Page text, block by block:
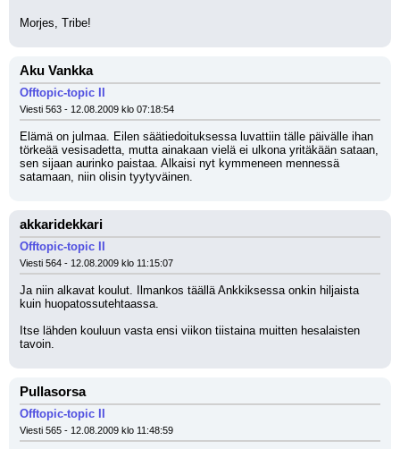
Morjes, Tribe!
Aku Vankka
Offtopic-topic II
Viesti 563 - 12.08.2009 klo 07:18:54
Elämä on julmaa. Eilen säätiedoituksessa luvattiin tälle päivälle ihan
törkeää vesisadetta, mutta ainakaan vielä ei ulkona yritäkään sataan,
sen sijaan aurinko paistaa. Alkaisi nyt kymmeneen mennessä
satamaan, niin olisin tyytyväinen.
akkaridekkari
Offtopic-topic II
Viesti 564 - 12.08.2009 klo 11:15:07
Ja niin alkavat koulut. Ilmankos täällä Ankkiksessa onkin hiljaista
kuin huopatossutehtaassa.
Itse lähden kouluun vasta ensi viikon tiistaina muitten hesalaisten
tavoin.
Pullasorsa
Offtopic-topic II
Viesti 565 - 12.08.2009 klo 11:48:59